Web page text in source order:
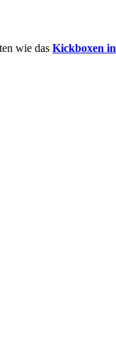
wie das Kickboxen in